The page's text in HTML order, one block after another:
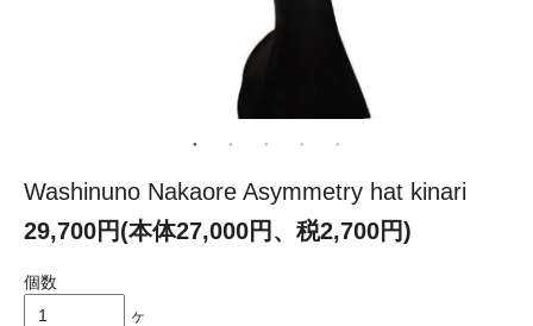
Washinuno Nakaore Asymmetry hat kinari
29,700円(本体27,000円、税2,700円)
個数
ヶ